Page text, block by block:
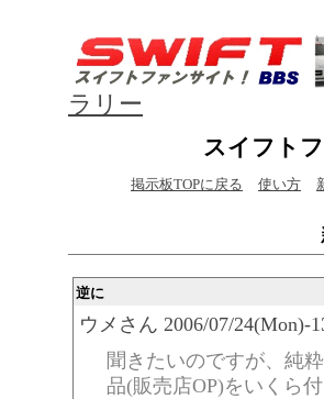
ラリー
スイフト
掲示板TOPに戻る 使い方
逆に
ウメさん 2006/07/24(Mon)-
聞きたいのですが、純
品(販売店OP)をいくら